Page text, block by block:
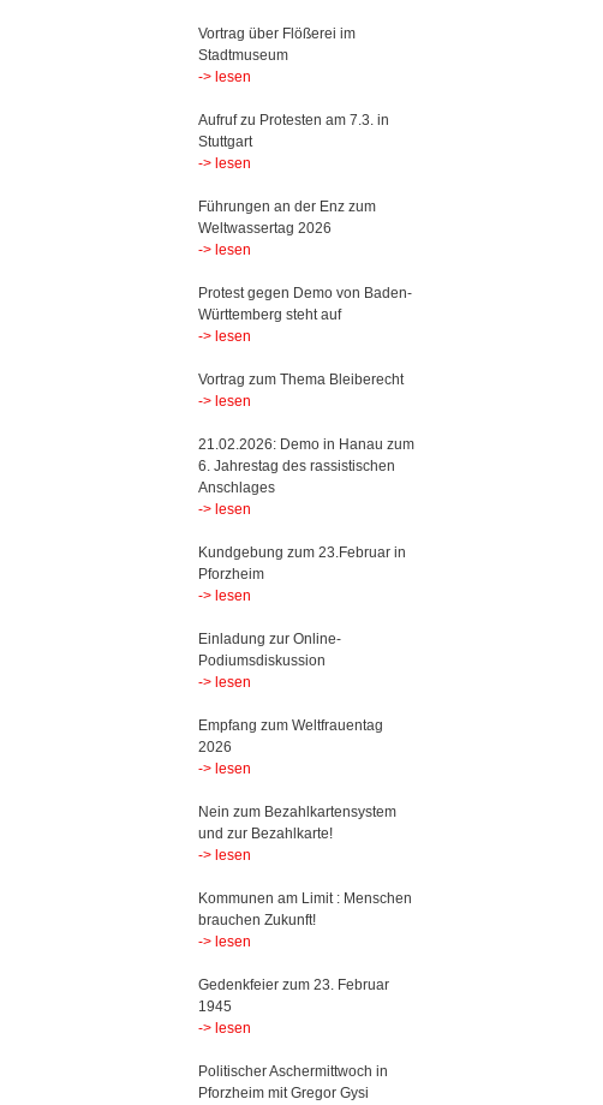
Vortrag über Flößerei im
Stadtmuseum
-> lesen
Aufruf zu Protesten am 7.3. in
Stuttgart
-> lesen
Führungen an der Enz zum
Weltwassertag 2026
-> lesen
Protest gegen Demo von Baden-
Württemberg steht auf
-> lesen
Vortrag zum Thema Bleiberecht
-> lesen
21.02.2026: Demo in Hanau zum
6. Jahrestag des rassistischen
Anschlages
-> lesen
Kundgebung zum 23.Februar in
Pforzheim
-> lesen
Einladung zur Online-
Podiumsdiskussion
-> lesen
Empfang zum Weltfrauentag
2026
-> lesen
Nein zum Bezahlkartensystem
und zur Bezahlkarte!
-> lesen
Kommunen am Limit : Menschen
brauchen Zukunft!
-> lesen
Gedenkfeier zum 23. Februar
1945
-> lesen
Politischer Aschermittwoch in
Pforzheim mit Gregor Gysi